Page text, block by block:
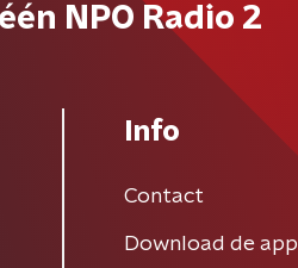
NPO Radio 2
Info
Contact
Download de app